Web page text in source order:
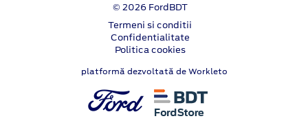
© 2026 FordBDT
Termeni si conditii
Confidentialitate
Politica cookies
platformă dezvoltată de Workleto